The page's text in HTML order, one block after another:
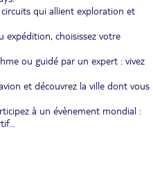
circuits qui allient exploration et
expédition, choisissez votre
ou guidé par un expert : vivez
et découvrez la ville dont vous
à un évènement mondial :